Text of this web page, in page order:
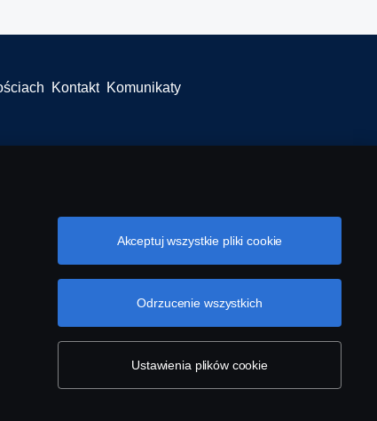
Kontakt Komunikaty
Ustawienia plików cookie
Odrzucenie wszystkich
Akceptuj wszystkie pliki cookie